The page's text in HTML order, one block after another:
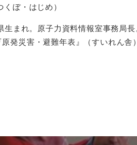
ぼ・はじめ）
生まれ。原子力資料情報室事務局
発災害・避難年表』（すいれん舎